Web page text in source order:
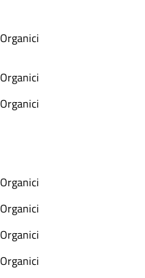
Organici
Organici
Organici
Organici
Organici
Organici
Organici